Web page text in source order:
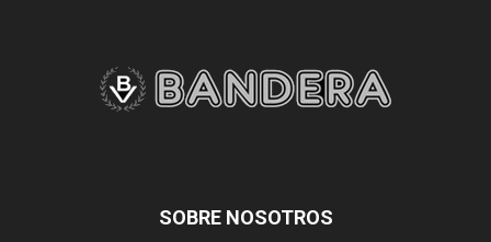
SOBRE NOSOTROS